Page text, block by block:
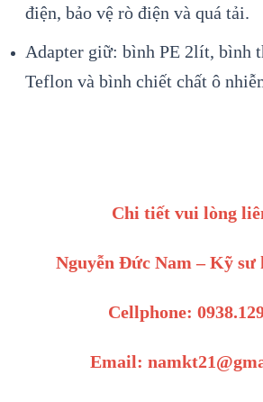
điện, bảo vệ rò điện và quá tải.
Adapter giữ: bình PE 2lít, bình
Teflon và bình chiết chất ô
Chi tiết vui lòng
Nguyễn Đức Nam – Kỹ sư
Cellphone:
Email: